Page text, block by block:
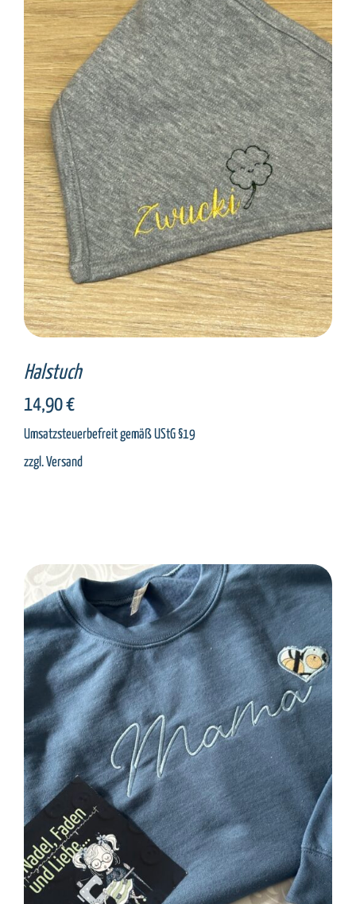
SELECT OPTIONS / DETAILS
Halstuch
14,90€
Umsatzsteuerbefreit gemäß UStG §19
zzgl.Versand
SELECT OPTIONS / DETAILS